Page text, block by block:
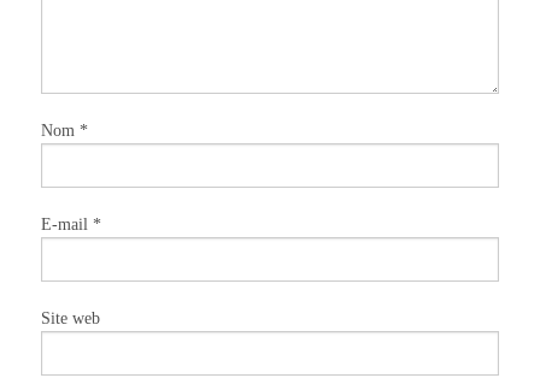
Nom *
E-mail *
Site web